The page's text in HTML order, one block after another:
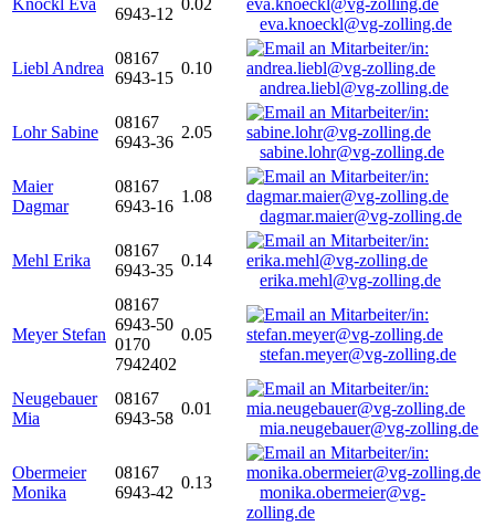
Knöckl Eva
6943-12
0.02
eva.knoeckl@vg-zolling.de
Liebl Andrea
08167
6943-15
0.10
andrea.liebl@vg-zolling.de
Lohr Sabine
08167
6943-36
2.05
sabine.lohr@vg-zolling.de
Maier
Dagmar
08167
6943-16
1.08
dagmar.maier@vg-zolling.de
Mehl Erika
08167
6943-35
0.14
erika.mehl@vg-zolling.de
Meyer Stefan
08167
6943-50
0170
7942402
0.05
stefan.meyer@vg-zolling.de
Neugebauer
Mia
08167
6943-58
0.01
mia.neugebauer@vg-zolling.de
Obermeier
Monika
08167
6943-42
0.13
monika.obermeier@vg-
zolling.de